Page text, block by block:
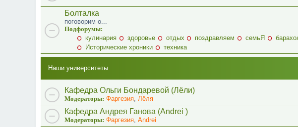
Болталка
поговорим о...
Подфорумы:
кулинария
здоровье отдых поздравляем семьЯ
Исторические хроники
техника
Наши университеты
Кафедра Ольги Бондаревой (Лёли)
Модераторы: Фаргезия, Лёля
Кафедра Андрея Ганова (Andrei )
Модераторы: Фаргезия, Andrei